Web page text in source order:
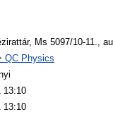
Ms 5097/10-11.,
QC Physics
13:10
13:10